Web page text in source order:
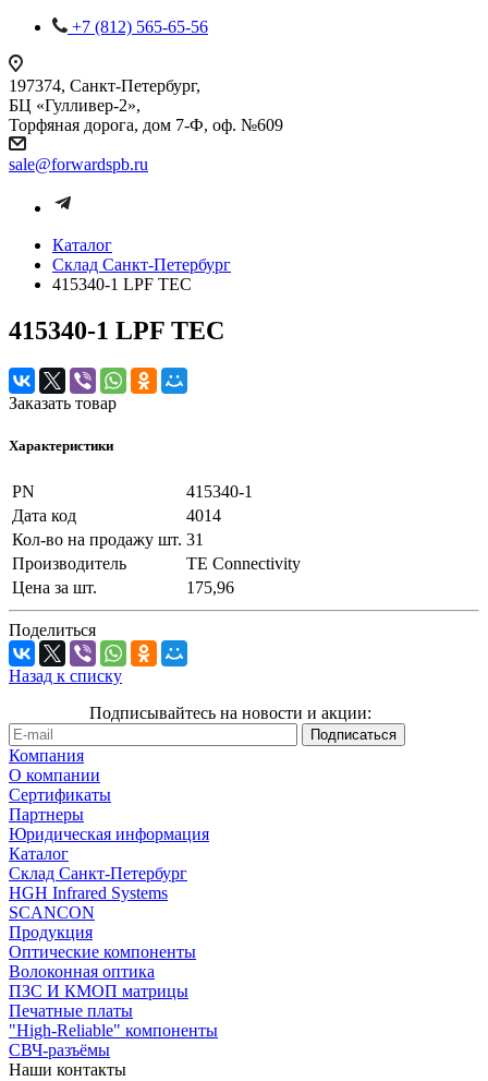
+7 (812) 565-65-56
197374, Санкт-Петербург,
БЦ «Гулливер-2»,
Торфяная дорога, дом 7-Ф, оф. №609
sale@forwardspb.ru
Каталог
Cклад Санкт-Петербург
415340-1 LPF TEC
415340-1 LPF TEC
Заказать товар
Характеристики
PN
415340-1
Дата код
4014
Кол-во на продажу шт. 31
Производитель
TE Connectivity
Цена за шт.
175,96
Поделиться
Назад к списку
Подписывайтесь на новости и акции:
Компания
О компании
Сертификаты
Партнеры
Юридическая информация
Каталог
Cклад Санкт-Петербург
HGH Infrared Systems
SCANCON
Продукция
Оптические компоненты
Волоконная оптика
ПЗС И КМОП матрицы
Печатные платы
"High-Reliable" компоненты
СВЧ-разъёмы
Наши контакты